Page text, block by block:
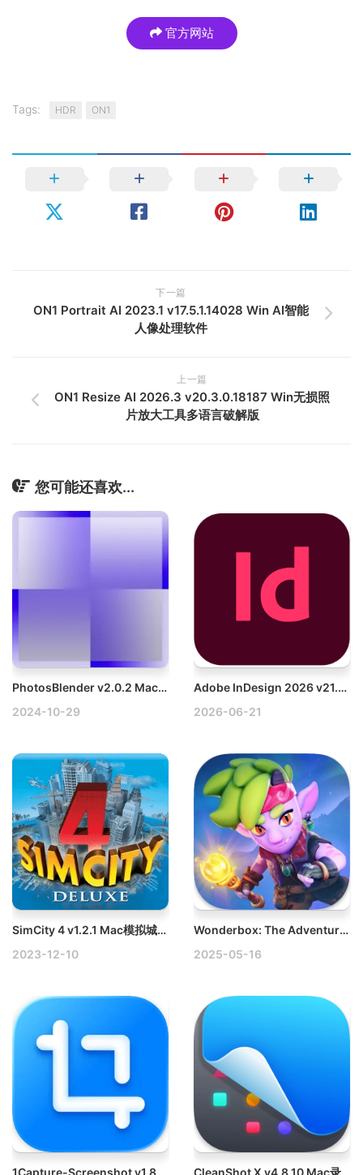
官方网站
Tags: HDR ON1
下一篇
ON1 Portrait AI 2023.1 v17.5.1.14028 Win AI智能
人像处理软件
上一篇
ON1 Resize AI 2026.3 v20.3.0.18187 Win无损照
片放大工具多语言破解版
您可能还喜欢...
PhotosBlender v2.0.2 Mac合并和混合图像软件破解版
2024-10-29
Adobe InDesign 2026 v21.4.0 Mac破解版下载
2026-06-21
SimCity 4 v1.2.1 Mac模拟城市4
2023-12-10
Wonderbox: The Adventure Maker v2.5.1 Mac神奇宝盒：冒险建造者破解版
2025-05-16